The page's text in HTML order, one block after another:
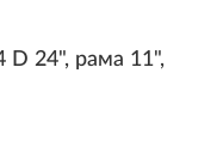
D 24", рама 11",